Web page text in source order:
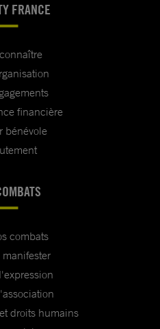
FRANCE
financière
bénévole
combats
droits humains